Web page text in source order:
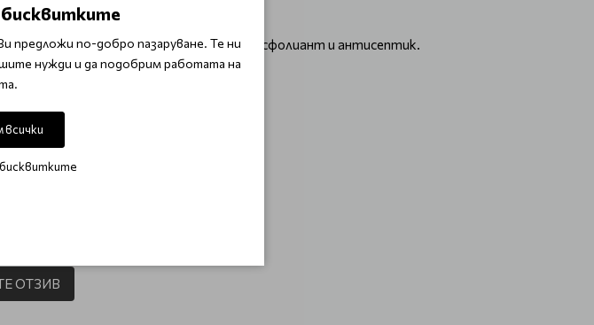
захар е отличен естествен ексфолиант и антисептик.
ОТЗИВ
предложи по-добро пазаруване. Те ни
нужди и да подобрим работата на